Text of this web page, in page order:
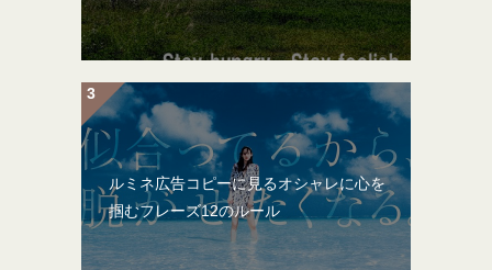
ルミネ広告コピーに見るオシャレに心を
掴むフレーズ12のルール